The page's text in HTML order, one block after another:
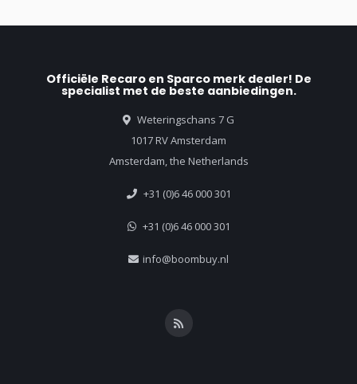
Officiële Recaro en Sparco merk dealer! De
specialist met de beste aanbiedingen.
Weteringschans 7 G
1017 RV Amsterdam
Amsterdam, the Netherlands
+31 (0)6 46 000 301
+31 (0)6 46 000 301
info@boombuy.nl